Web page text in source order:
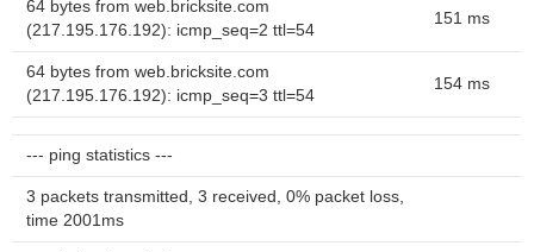
64 bytes from web.bricksite.com
(217.195.176.192): icmp_seq=2 ttl=54
151 ms
64 bytes from web.bricksite.com
(217.195.176.192): icmp_seq=3 ttl=54
154 ms
--- ping statistics ---
3 packets transmitted, 3 received, 0% packet loss,
time 2001ms